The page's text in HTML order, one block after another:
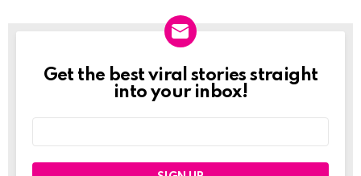
Newslett
Get the best viral stories straight
into your inbox!